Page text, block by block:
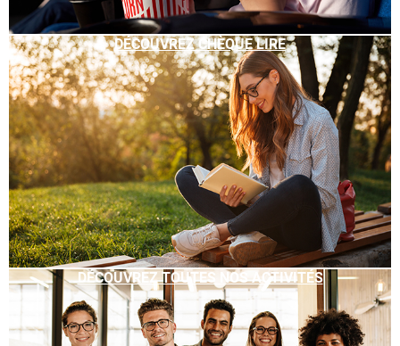
DÉCOUVREZ CHÈQUE LIRE
DÉCOUVREZ TOUTES NOS ACTIVITÉS